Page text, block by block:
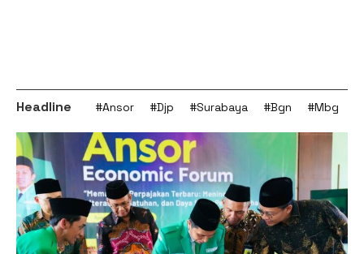
Headline #Ansor #Djp #Surabaya #Bgn #Mbg